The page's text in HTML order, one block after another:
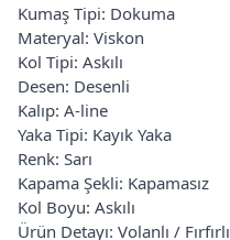
Kumaş Tipi: Dokuma
Materyal: Viskon
Kol Tipi: Askılı
Desen: Desenli
Kalıp: A-line
Yaka Tipi: Kayık Yaka
Renk: Sarı
Kapama Şekli: Kapamasız
Kol Boyu: Askılı
Ürün Detayı: Volanlı / Fırfırlı